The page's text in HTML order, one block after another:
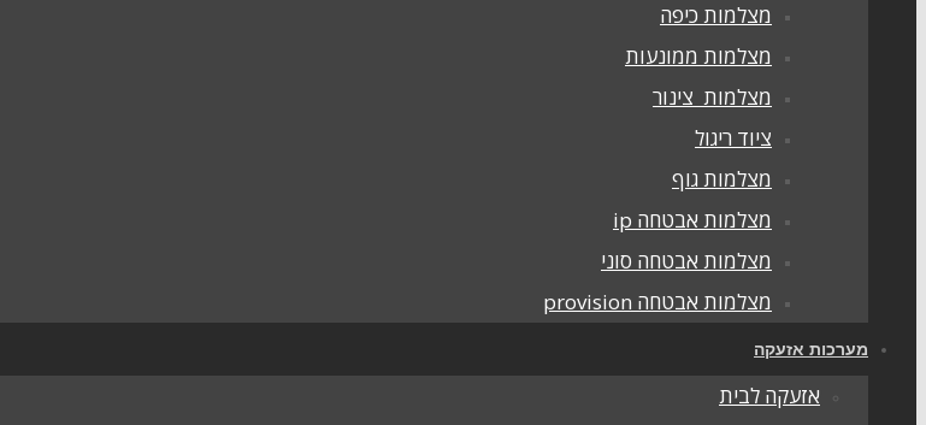
מצלמות כיפה
מצלמות ממונעות
מצלמות צינור
ציוד ריגול
מצלמות גוף
מצלמות אבטחה ip
מצלמות אבטחה סוני
מצלמות אבטחה provision
מערכות אזעקה
אזעקה לבית